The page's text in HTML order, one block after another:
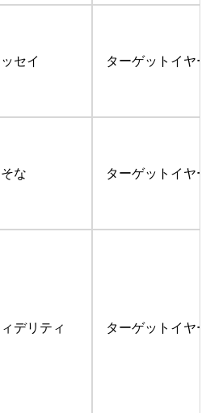
セイ ターゲットイヤ
な ターゲットイヤ
デリティ ターゲットイヤ